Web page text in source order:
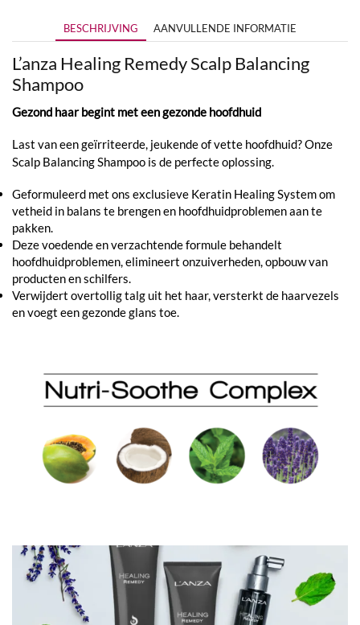
BESCHRIJVING AANVULLENDE INFORMATIE
L’anza Healing Remedy Scalp Balancing
Shampoo
Gezond haar begint met een gezonde hoofdhuid
Last van een geïrriteerde, jeukende of vette hoofdhuid? Onze
Scalp Balancing Shampoo is de perfecte oplossing.
Geformuleerd met ons exclusieve Keratin Healing System om
vetheid in balans te brengen en hoofdhuidproblemen aan te
pakken.
Deze voedende en verzachtende formule behandelt
hoofdhuidproblemen, elimineert onzuiverheden, opbouw van
producten en schilfers.
Verwijdert overtollig talg uit het haar, versterkt de haarvezels
en voegt een gezonde glans toe.